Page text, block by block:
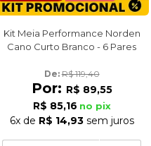
Kit Meia Performance Norden
Cano Curto Branco - 6 Pares
De: R$ 119,40
Por: R$ 89,55
R$ 85,16 no pix
6xde R$ 14,93sem juros